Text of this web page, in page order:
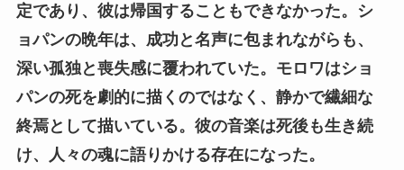
定であり、彼は帰国することもできなかった。シ
ョパンの晩年は、成功と名声に包まれながらも、
深い孤独と喪失感に覆われていた。モロワはショ
パンの死を劇的に描くのではなく、静かで繊細な
終焉として描いている。彼の音楽は死後も生き続
け、人々の魂に語りかける存在になった。